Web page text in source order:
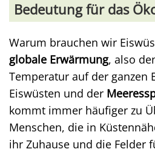
Bedeutung für das
Warum brauchen wir
globale Erwärmung, also
Temperatur auf der ganzen
Eiswüsten und der
kommt immer häufiger zu
Menschen, die in
ihr Zuhause und die Felder